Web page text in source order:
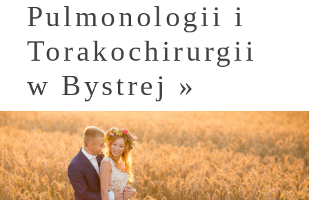
Pulmonologii i
Torakochirurgii
w Bystrej »